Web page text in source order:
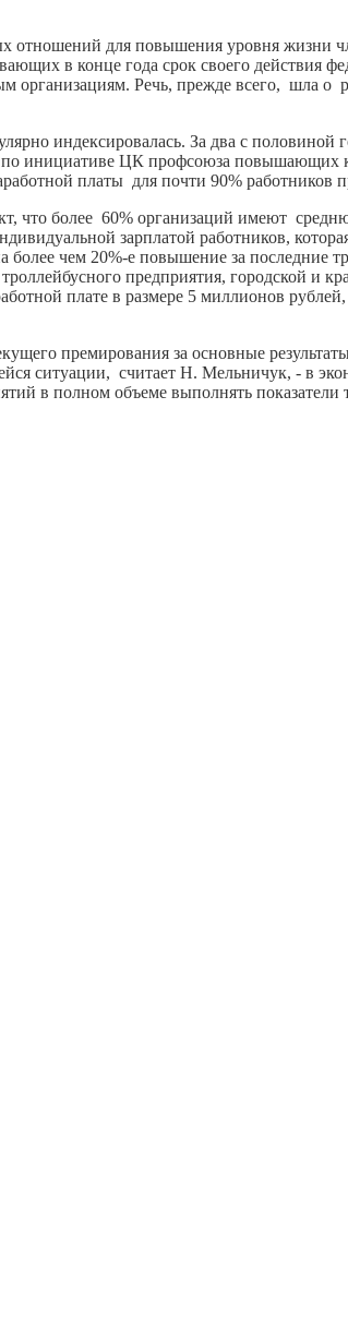
отношений для повышения уровня жизни
в конце года срок своего
Речь, прежде всего, шла о
индексировалась. За два с
инициативе ЦК профсоюза повышающих
платы для почти 90% работников
что более 60% организаций имеют
зарплатой работников,
чем 20%-е повышение за последние
предприятия, городской и
плате в размере 5 миллионов рублей,
премирования за основные
ситуации, считает Н. Мельничук, - в
в полном объеме выполнять показатели